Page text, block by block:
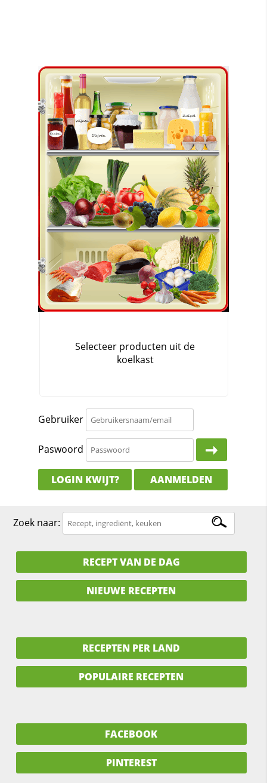
Gebruiker
Paswoord
LOGIN KWIJT? AANMELDEN
Zoek naar:
RECEPT VAN DE DAG
NIEUWE RECEPTEN
RECEPTEN PER LAND
POPULAIRE RECEPTEN
FACEBOOK
PINTEREST